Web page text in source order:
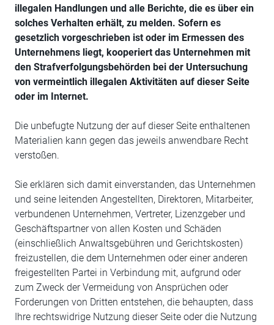
illegalen Handlungen und alle Berichte, die es über ein
solches Verhalten erhält, zu melden. Sofern es
gesetzlich vorgeschrieben ist oder im Ermessen des
Unternehmens liegt, kooperiert das Unternehmen mit
den Strafverfolgungsbehörden bei der Untersuchung
von vermeintlich illegalen Aktivitäten auf dieser Seite
oder im Internet.
Die unbefugte Nutzung der auf dieser Seite enthaltenen
Materialien kann gegen das jeweils anwendbare Recht
verstoßen.
Sie erklären sich damit einverstanden, das Unternehmen
und seine leitenden Angestellten, Direktoren, Mitarbeiter,
verbundenen Unternehmen, Vertreter, Lizenzgeber und
Geschäftspartner von allen Kosten und Schäden
(einschließlich Anwaltsgebühren und Gerichtskosten)
freizustellen, die dem Unternehmen oder einer anderen
freigestellten Partei in Verbindung mit, aufgrund oder
zum Zweck der Vermeidung von Ansprüchen oder
Forderungen von Dritten entstehen, die behaupten, dass
Ihre rechtswidrige Nutzung dieser Seite oder die Nutzung